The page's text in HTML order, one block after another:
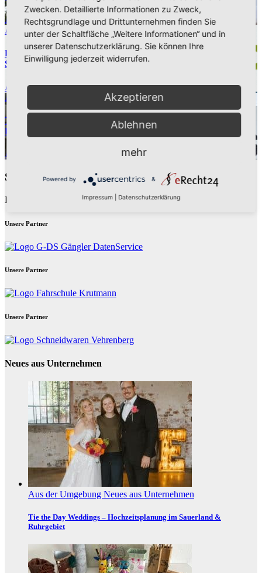
Aug. 7, 2026 Pressestelle Stadt Arnsberg
Aktuelle Nachrichten
RuhrCleanUp 2026 in Arnsberg: Müll sammeln an vier
Standorten am 12. September
Aug. 7, 2026 Pressestelle Stadt Arnsberg
Aktuelle Nachrichten
Technische Dienste Arnsberg erneut als
Entsorgungsfachbetrieb zertifiziert
Aug. 7, 2026 Pressestelle Stadt Arnsberg
Schreibe einen Kommentar
Du musst angemeldetsein, um einen Kommentar abzugeben.
Unsere Partner
Unsere Partner
Unsere Partner
Neues aus Unternehmen
Aus der Umgebung Neues aus Unternehmen
Tie the Day Weddings – Hochzeitsplanung im Sauerland &
Ruhrgebiet
Zwecken. Detaillierte Informationen zu Zweck,
Rechtsgrundlage und Drittunternehmen finden Sie
unter der Schaltfläche „Weitere Informationen“ und in
unserer Datenschutzerklärung. Sie können Ihre
Einwilligung jederzeit widerrufen.
Akzeptieren
Ablehnen
mehr
Powered by &
Impressum Datenschutzerklärung